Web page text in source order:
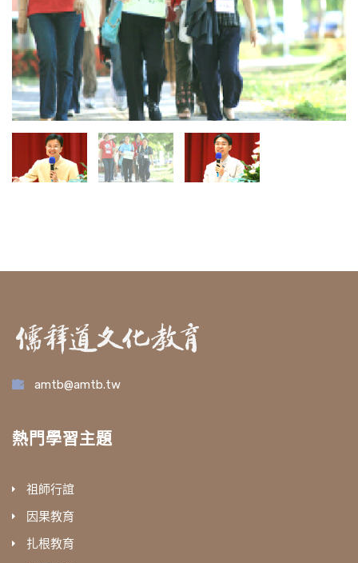
amtb@amtb.tw
熱門學習主題
祖師行誼
因果教育
扎根教育